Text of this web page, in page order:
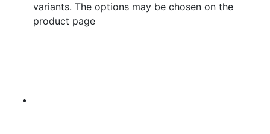
variants. The options may be chosen on the
product page